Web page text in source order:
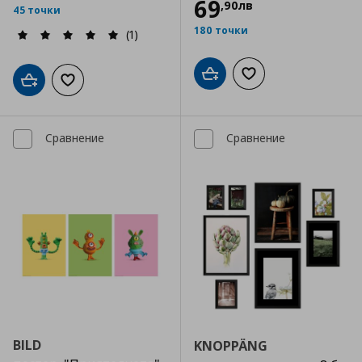
45 точки
(1)
Добави в кошницата
Добави към списъка с любими
69,90лв
180 точки
Добави в кошницата
Добави към
Сравнение
BILD
Сравнение
KNOPPÄNG